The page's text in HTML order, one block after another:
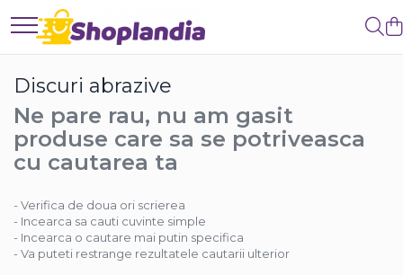
Atelier & Bricolaj
Unelte si scule
Freze
Carote
Filiere
Cutite si placute amovibile
Vopsele si pigmenti
Decapant
Intretinere si reparatii
Auto-Moto
Degresanti
Intretinere caroserie
Solutii antirugina
Curatare aer conditionat
Curatare electronice & IT
Curatare instalatii si centrale
Curatenie
Baie & Bucatarie
Solutii anticalcar
Solutii desfundat tevi
Solutii suprafete
Casa si exterior
Detergenti universali
Intretinere suprafete
Discuri abrazive
Ne pare rau, nu am gasit
produse care sa se potriveasca
cu cautarea ta
- Verifica de doua ori scrierea
- Incearca sa cauti cuvinte simple
- Incearca o cautare mai putin specifica
- Va puteti restrange rezultatele cautarii ulterior